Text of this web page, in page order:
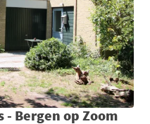
Bergen op Zoom